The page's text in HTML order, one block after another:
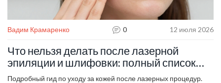
Вадим Крамаренко 0 12 июля 2026
Что нельзя делать после лазерной
эпиляции и шлифовки: полный список
запретов
Подробный гид по уходу за кожей после лазерных процедур.